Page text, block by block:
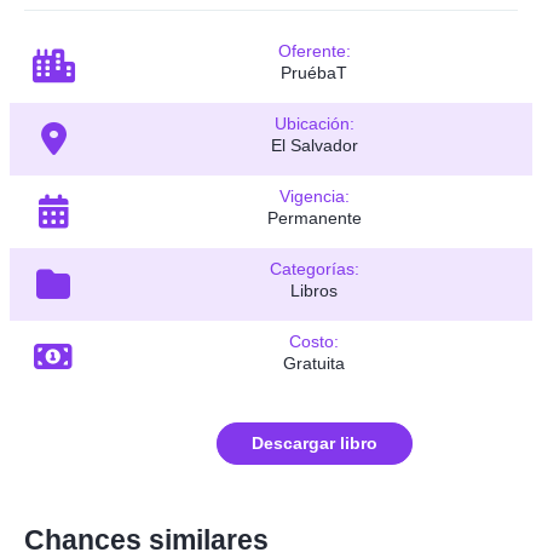
Oferente:
PruébaT
Ubicación:
El Salvador
Vigencia:
Permanente
Categorías:
Libros
Costo:
Gratuita
Descargar libro
Chances similares